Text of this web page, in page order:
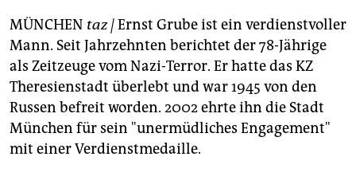
abo
genossenschaft
epaper login
MÜNCHEN taz |Ernst Grube ist ein verdienstvoller
Mann. Seit Jahrzehnten berichtet der 78-Jährige
als Zeitzeuge vom Nazi-Terror. Er hatte das KZ
Theresienstadt überlebt und war 1945 von den
Russen befreit worden. 2002 ehrte ihn die Stadt
München für sein "unermüdliches Engagement"
mit einer Verdienstmedaille.